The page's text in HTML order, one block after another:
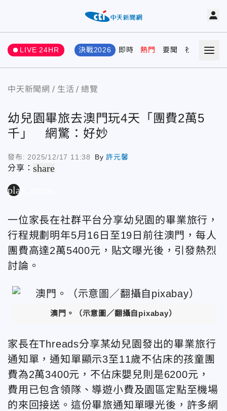
LIVE 24HR 決戰2026 即時 熱門 要聞 社會 娛樂
中天新聞網 生活 總覽
幼兒園畢旅去澳門玩4天「團費2萬5
千」 網驚：好妙
發布: 2025/12/17 11:38 By許元馨
分享：share
play_arrow
一位家長在社群平台分享幼兒園的畢業旅行，
行程規劃明年5月16日至19日前往澳門，每人
團費高達2萬5400元，貼文曝光後，引發熱烈
討論。
澳門。（示意圖／翻攝自pixabay）
家長在Threads分享某幼兒園發出的畢業旅行
通知單，通知單顯示3至11歲不佔床的孩童團
費為2萬3400元，不佔床嬰兒則是6200元，
費用已包含領隊、導遊小費及園區定點至機場
的來回接送。這份畢旅通知單曝光後，許多網